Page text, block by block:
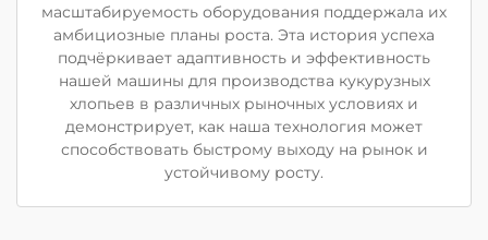
масштабируемость оборудования поддержала их
амбициозные планы роста. Эта история успеха
подчёркивает адаптивность и эффективность
нашей машины для производства кукурузных
хлопьев в различных рыночных условиях и
демонстрирует, как наша технология может
способствовать быстрому выходу на рынок и
устойчивому росту.